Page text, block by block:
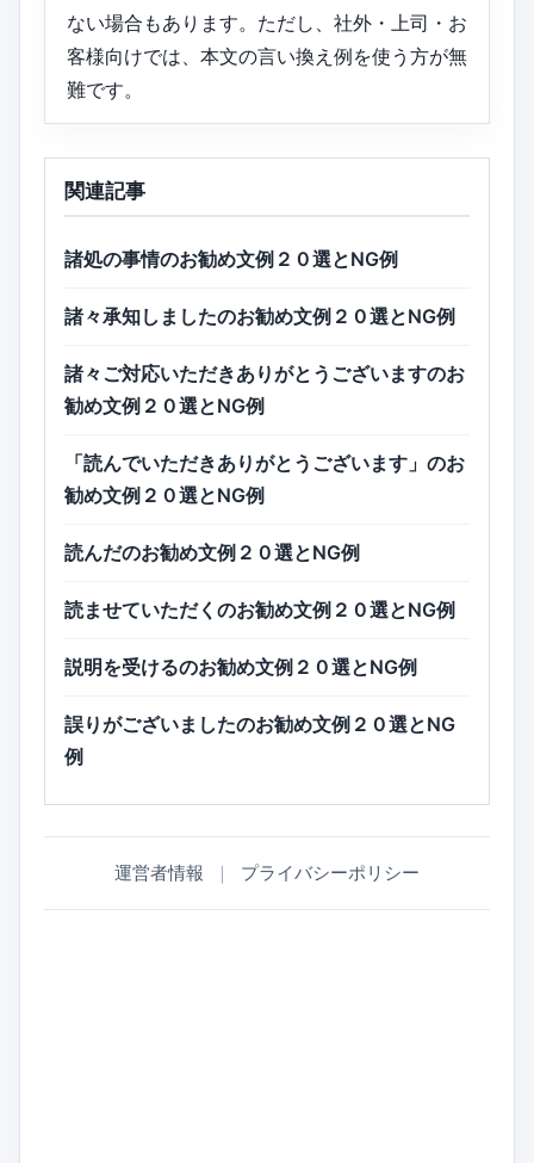
ない場合もあります。ただし、社外・上司・お
客様向けでは、本文の言い換え例を使う方が無
難です。
関連記事
諸処の事情のお勧め文例２０選とNG例
諸々承知しましたのお勧め文例２０選とNG例
諸々ご対応いただきありがとうございますのお
勧め文例２０選とNG例
「読んでいただきありがとうございます」のお
勧め文例２０選とNG例
読んだのお勧め文例２０選とNG例
読ませていただくのお勧め文例２０選とNG例
説明を受けるのお勧め文例２０選とNG例
誤りがございましたのお勧め文例２０選とNG
例
運営者情報 ｜ プライバシーポリシー